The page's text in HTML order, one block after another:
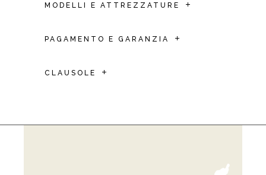
MODELLI E ATTREZZATURE
PAGAMENTO E GARANZIA
CLAUSOLE